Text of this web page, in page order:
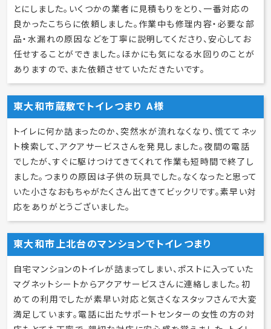
とにしました。いくつかの業者に見積もりをとり、一番対応の
良かったこちらに依頼しました。作業中も修理内容・必要な部
品・水漏れの原因などを丁寧に説明してくださり、安心してお
任せすることができました。ほかにも気になる水回りのことが
ありますので、また依頼させていただきたいです。
東大和市蔵敷でトイレつまり A様
トイレに何か詰まったのか、突然水が流れなくなり、慌ててネッ
ト検索して、アクアサービスさんを発見しました。夜間の電話
でしたが、すぐに駆けつけてきてくれて作業も短時間で終了し
ました。つまりの原因は子供の玩具でした。なくなったと思って
いた小さなおもちゃがたくさん出てきてビックリです。素早い対
応をありがとうございました。
東大和市上北台のマンションでトイレつまり
自宅マンションのトイレが詰まってしまい、ポストに入っていた
マグネットシートからアクアサービスさんに連絡しました。初
めての利用でしたが素早い対応と気さくなスタッフさんで大変
満足しています。電話に出たサポートセンターの女性の方の対